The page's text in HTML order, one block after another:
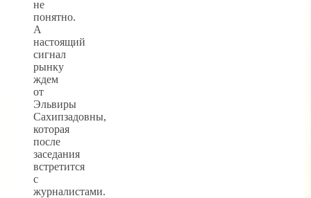
не
понятно.
А
настоящий
сигнал
рынку
ждем
от
Эльвиры
Сахипзадовны,
которая
после
заседания
встретится
с
журналистами.